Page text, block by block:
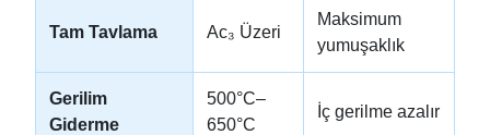
Tam Tavlama Ac₃ Üzeri
Maksimum
yumuşaklık
Gerilim
Giderme
500°C–
650°C
İç gerilme azalır